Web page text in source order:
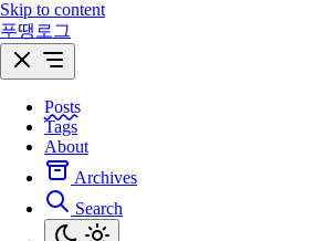
Skip to content
푸땡로그
Posts
Tags
About
Archives
Search